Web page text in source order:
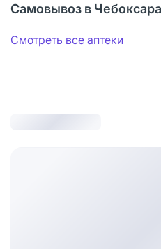
Самовывоз в
Смотреть все аптеки